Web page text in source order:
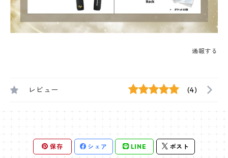
通報する
レビュー (4)
保存 シェア LINE ポスト